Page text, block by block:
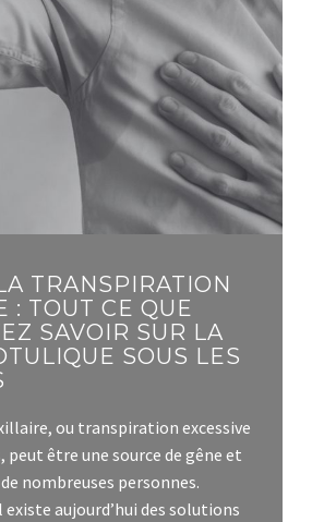
TRANSPIRATION
: TOUT CE QUE
SAVOIR SUR LA
SOUS LES
ou transpiration excessive
peut être une source de gêne et
nombreuses personnes.
aujourd’hui des solutions